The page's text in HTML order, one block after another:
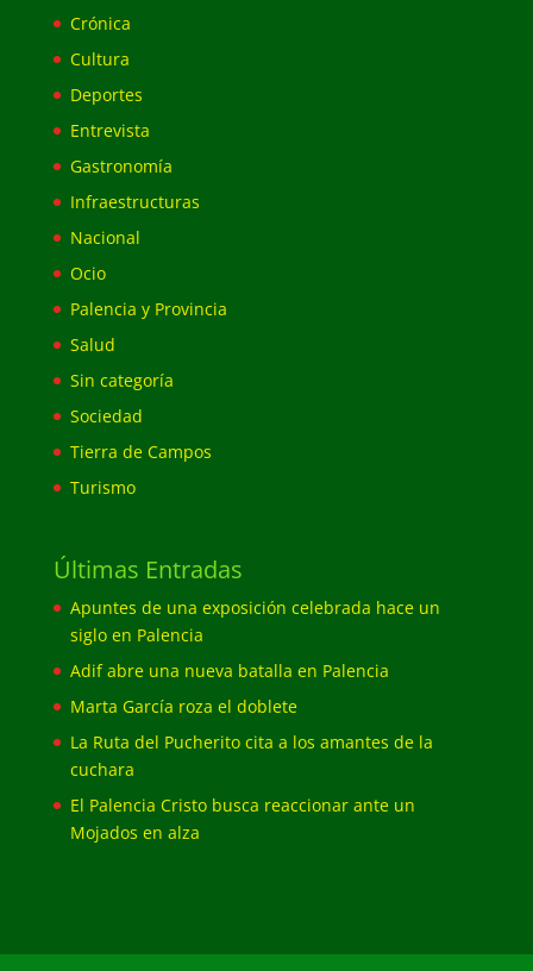
Crónica
Cultura
Deportes
Entrevista
Gastronomía
Infraestructuras
Nacional
Ocio
Palencia y Provincia
Salud
Sin categoría
Sociedad
Tierra de Campos
Turismo
Últimas Entradas
Apuntes de una exposición celebrada hace un
siglo en Palencia
Adif abre una nueva batalla en Palencia
Marta García roza el doblete
La Ruta del Pucherito cita a los amantes de la
cuchara
El Palencia Cristo busca reaccionar ante un
Mojados en alza